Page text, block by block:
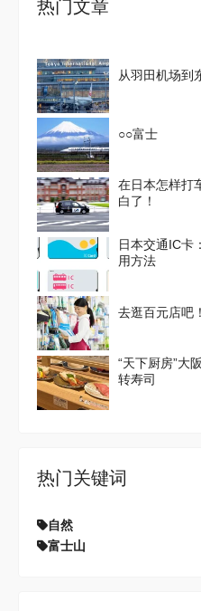
热门文章
从羽田机场到
○○富士
在日本怎样打
白了！
日本交通IC卡
用方法
去逛百元店吧！
“天下厨房”大
转寿司
热门关键词
自然
富士山